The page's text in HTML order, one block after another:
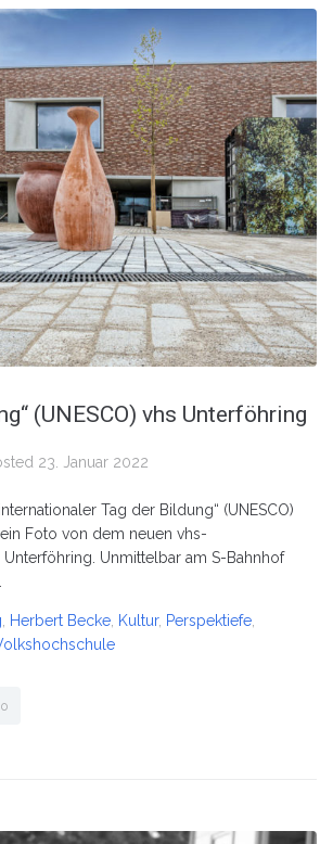
(UNESCO) vhs Unterföhring
23. Januar 2022
Tag der Bildung“ (UNESCO)
Foto von dem neuen vhs-
Unmittelbar am S-Bahnhof
Herbert Becke Kultur, Perspektiefe
0